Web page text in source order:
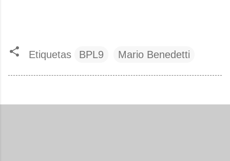
Etiquetas BPL9 Mario Benedetti